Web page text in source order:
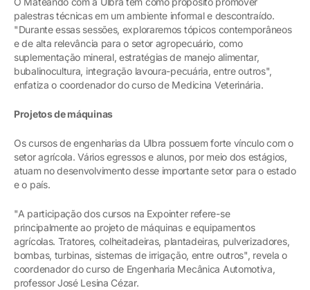
palestras técnicas em um ambiente informal e descontraído.
"Durante essas sessões, exploraremos tópicos contemporâneos
e de alta relevância para o setor agropecuário, como
suplementação mineral, estratégias de manejo alimentar,
bubalinocultura, integração lavoura-pecuária, entre outros",
enfatiza o coordenador do curso de Medicina Veterinária.
Projetos de máquinas
Os cursos de engenharias da Ulbra possuem forte vínculo com o
setor agrícola. Vários egressos e alunos, por meio dos estágios,
atuam no desenvolvimento desse importante setor para o estado
e o país.
"A participação dos cursos na Expointer refere-se
principalmente ao projeto de máquinas e equipamentos
agrícolas. Tratores, colheitadeiras, plantadeiras, pulverizadores,
bombas, turbinas, sistemas de irrigação, entre outros", revela o
coordenador do curso de Engenharia Mecânica Automotiva,
professor José Lesina Cézar.